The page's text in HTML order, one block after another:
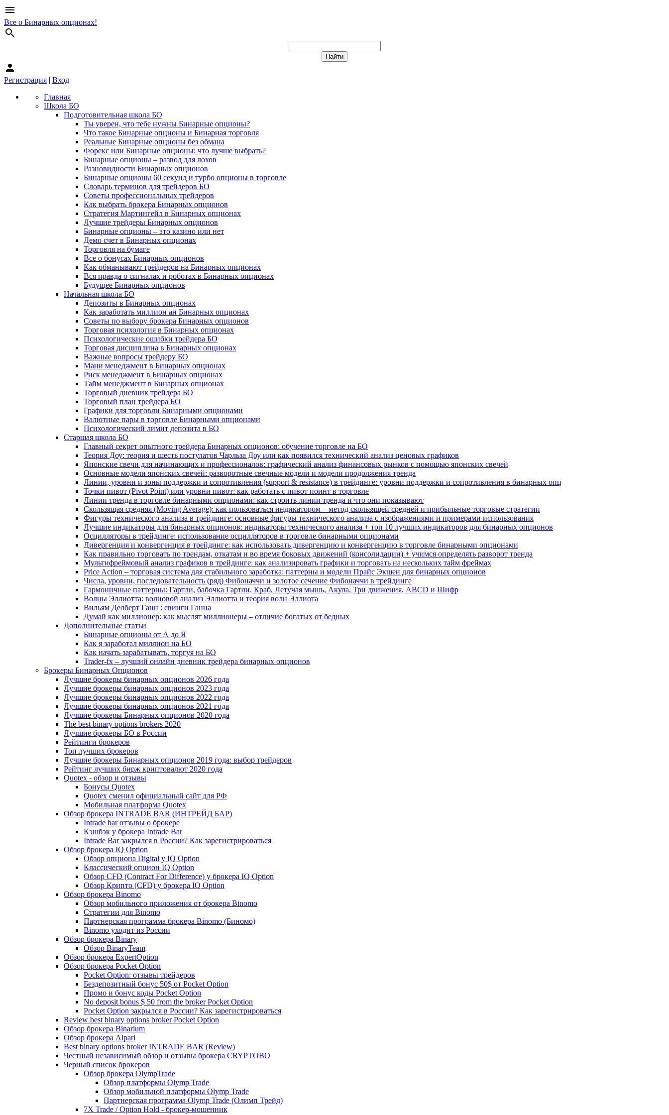
menu
Все о Бинарных опционах!
search
person
Регистрация | Вход
Главная
Школа БО
Подготовительная школа БО
Ты уверен, что тебе нужны Бинарные опционы?
Что такое Бинарные опционы и Бинарная торговля
Реальные Бинарные опционы без обмана
Форекс или Бинарные опционы: что лучше выбрать?
Бинарные опционы – развод для лохов
Разновидности Бинарных опционов
Бинарные опционы 60 секунд и турбо опционы в торговле
Словарь терминов для трейдеров БО
Советы профессиональных трейдеров
Как выбрать брокера Бинарных опционов
Стратегия Мартингейл в Бинарных опционах
Лучшие трейдеры Бинарных опционов
Бинарные опционы – это казино или нет
Демо счет в Бинарных опционах
Торговля на бумаге
Все о бонусах Бинарных опционов
Как обманывают трейдеров на Бинарных опционах
Вся правда о сигналах и роботах в Бинарных опционах
Будущее Бинарных опционов
Начальная школа БО
Депозиты в Бинарных опционах
Как заработать миллион ан Бинарных опционах
Советы по выбору брокера Бинарных опционов
Торговая психология в Бинарных опционах
Психологические ошибки трейдера БО
Торговая дисциплина в Бинарных опционах
Важные вопросы трейдеру БО
Мани менеджмент в Бинарных опционах
Риск менеджмент в Бинарных опционах
Тайм менеджмент в Бинарных опционах
Торговый дневник трейдера БО
Торговый план трейдера БО
Графики для торговли Бинарными опционами
Валютные пары в торговле Бинарными опционами
Психологический лимит депозита в БО
Старшая школа БО
Главный секрет опытного трейдера Бинарных опционов: обучение торговле на БО
Теория Доу: теория и шесть постулатов Чарльза Доу или как появился технический анализ ценовых графиков
Японские свечи для начинающих и профессионалов: графический анализ финансовых рынков с помощью японских свечей
Основные модели японских свечей: разворотные свечные модели и модели продолжения тренда
Линии, уровни и зоны поддержки и сопротивления (support & resistance) в трейдинге: уровни поддержки и сопротивления в бинарных опц
Точки пивот (Pivot Point) или уровни пивот: как работать с пивот поинт в торговле
Линии тренда в торговле бинарными опционами: как строить линии тренда и что они показывают
Скользящая средняя (Moving Average): как пользоваться индикатором – метод скользящей средней и прибыльные торговые стратегии
Фигуры технического анализа в трейдинге: основные фигуры технического анализа с изображениями и примерами использования
Лучшие индикаторы для бинарных опционов: индикаторы технического анализа + топ 10 лучших индикаторов для бинарных опционов
Осцилляторы в трейдинге: использование осцилляторов в торговле бинарными опционами
Дивергенция и конвергенция в трейдинге: как использовать дивергенцию и конвергенцию в торговле бинарными опционами
Как правильно торговать по трендам, откатам и во время боковых движений (консолидации) + учимся определять разворот тренда
Мультифреймовый анализ графиков в трейдинге: как анализировать графики и торговать на нескольких тайм фреймах
Price Action – торговая система для стабильного заработка: паттерны и модели Прайс Экшен для бинарных опционов
Числа, уровни, последовательность (ряд) Фибоначчи и золотое сечение Фибоначчи в трейдинге
Гармоничные паттерны: Гартли, бабочка Гартли, Краб, Летучая мышь, Акула, Три движения, ABCD и Шифр
Волны Эллиотта: волновой анализ Эллиотта и теория волн Эллиота
Вильям Делберт Ганн : свинги Ганна
Думай как миллионер: как мыслят миллионеры – отличие богатых от бедных
Дополнительные статьи
Бинарные опционы от А до Я
Как я заработал миллион на БО
Как начать зарабатывать, торгуя на БО
Trader-fx – лучший онлайн дневник трейдера бинарных опционов
Брокеры Бинарных Опционов
Лучшие брокеры бинарных опционов 2026 года
Лучшие брокеры бинарных опционов 2023 года
Лучшие брокеры бинарных опционов 2022 года
Лучшие брокеры бинарных опционов 2021 года
Лучшие брокеры Бинарных опционов 2020 года
The best binary options brokers 2020
Лучшие брокеры БО в России
Рейтинги брокеров
Топ лучших брокеров
Лучшие брокеры Бинарных опционов 2019 года: выбор трейдеров
Рейтинг лучших бирж криптовалют 2020 года
Quotex - обзор и отзывы
Бонусы Quotex
Quotex сменил официальный сайт для РФ
Мобильная платформа Quotex
Обзор брокера INTRADE BAR (ИНТРЕЙД БАР)
Intrade bar отзывы о брокере
Кэшбэк у брокера Intrade Bar
Intrade Bar закрылся в России? Как зарегистрироваться
Обзор брокера IQ Option
Обзор опциона Digital у IQ Option
Классический опцион IQ Option
Обзор CFD (Contract For Difference) у брокера IQ Option
Обзор Крипто (CFD) у брокера IQ Option
Обзор брокера Binomo
Обзор мобильного приложения от брокера Binomo
Стратегии для Binomo
Партнерская программа брокера Binomo (Биномо)
Binomo уходит из России
Обзор брокера Binary
Обзор BinaryTeam
Обзор брокера ExpertOption
Обзор брокера Pocket Option
Pocket Option: отзывы трейдеров
Бездепозитный бонус 50$ от Pocket Option
Промо и бонус коды Pocket Option
No deposit bonus $ 50 from the broker Pocket Option
Pocket Option закрылся в России? Как зарегистрироваться
Review best binary options broker Pocket Option
Обзор брокера Binarium
Обзор брокера Alpari
Best binary options broker INTRADE BAR (Review)
Честный независимый обзор и отзывы брокера CRYPTOBO
Черный список брокеров
Обзор брокера OlympTrade
Обзор платформы Olymp Trade
Обзор мобильной платформы Olymp Trade
Партнерская программа Olymp Trade (Олимп Трейд)
7X Trade / Option Hold - брокер-мошенник